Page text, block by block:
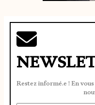
Restez informé.e ! En